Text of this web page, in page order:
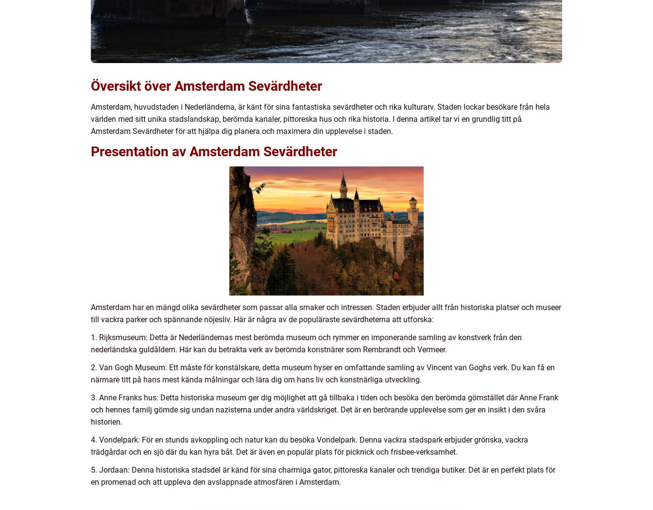
Översikt över Amsterdam Sevärdheter
Amsterdam, huvudstaden i Nederländerna, är känt för sina fantastiska sevärdheter och rika kulturarv. Staden lockar besökare från hela
världen med sitt unika stadslandskap, berömda kanaler, pittoreska hus och rika historia. I denna artikel tar vi en grundlig titt på
Amsterdam Sevärdheter för att hjälpa dig planera och maximera din upplevelse i staden.
Presentation av Amsterdam Sevärdheter
Amsterdam har en mängd olika sevärdheter som passar alla smaker och intressen. Staden erbjuder allt från historiska platser och museer
till vackra parker och spännande nöjesliv. Här är några av de populäraste sevärdheterna att utforska:
1. Rijksmuseum: Detta är Nederländernas mest berömda museum och rymmer en imponerande samling av konstverk från den
nederländska guldåldern. Här kan du betrakta verk av berömda konstnärer som Rembrandt och Vermeer.
2. Van Gogh Museum: Ett måste för konstälskare, detta museum hyser en omfattande samling av Vincent van Goghs verk. Du kan få en
närmare titt på hans mest kända målningar och lära dig om hans liv och konstnärliga utveckling.
3. Anne Franks hus: Detta historiska museum ger dig möjlighet att gå tillbaka i tiden och besöka den berömda gömstället där Anne Frank
och hennes familj gömde sig undan nazisterna under andra världskriget. Det är en berörande upplevelse som ger en insikt i den svåra
historien.
4. Vondelpark: För en stunds avkoppling och natur kan du besöka Vondelpark. Denna vackra stadspark erbjuder grönska, vackra
trädgårdar och en sjö där du kan hyra båt. Det är även en populär plats för picknick och frisbee-verksamhet.
5. Jordaan: Denna historiska stadsdel är känd för sina charmiga gator, pittoreska kanaler och trendiga butiker. Det är en perfekt plats för
en promenad och att uppleva den avslappnade atmosfären i Amsterdam.